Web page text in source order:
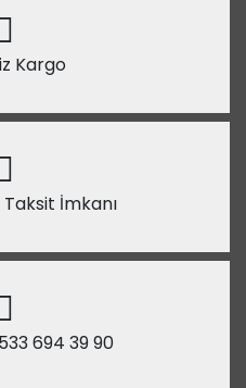
Kargo
İmkanı
694 39 90